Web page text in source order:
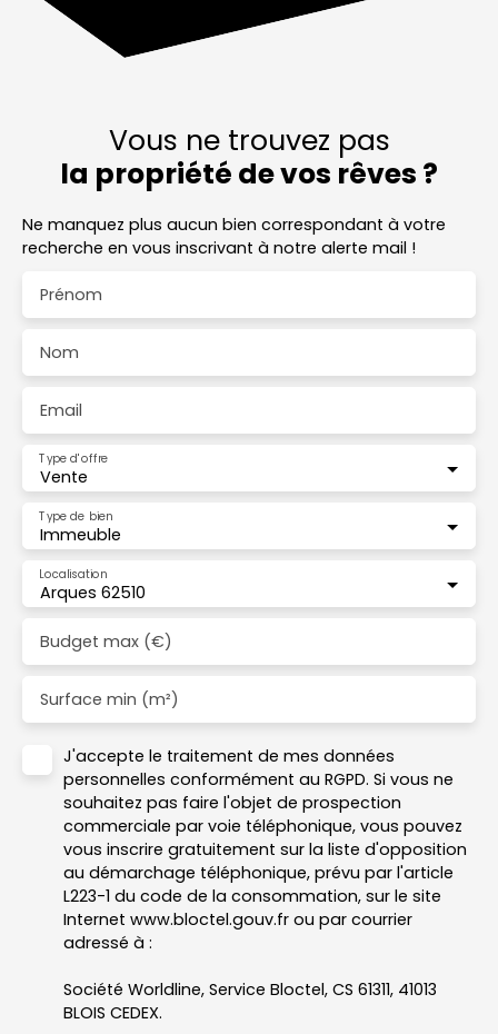
Vous ne trouvez pas
la propriété de vos rêves ?
Ne manquez plus aucun bien correspondant à votre
recherche en vous inscrivant à notre alerte mail !
Prénom
Nom
Email
Vente
Type d'offre
Immeuble
Type de bien
Arques 62510
Localisation
Budget max (€)
Surface min (m²)
J'accepte le traitement de mes données
personnelles conformément au RGPD. Si vous ne
souhaitez pas faire l'objet de prospection
commerciale par voie téléphonique, vous pouvez
vous inscrire gratuitement sur la liste d'opposition
au démarchage téléphonique, prévu par l'article
L223-1 du code de la consommation, sur le site
Internet www.bloctel.gouv.fr ou par courrier
adressé à :
Société Worldline, Service Bloctel, CS 61311, 41013
BLOIS CEDEX.